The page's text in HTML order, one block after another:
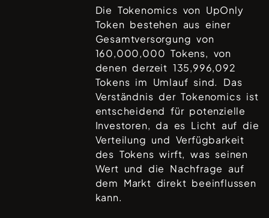
Die Tokenomics von UpOnly
Token bestehen aus einer
Gesamtversorgung von
160,000,000 Tokens, von
denen derzeit 135,996,092
Tokens im Umlauf sind. Das
Verständnis der Tokenomics ist
entscheidend für potenzielle
Investoren, da es Licht auf die
Verteilung und Verfügbarkeit
des Tokens wirft, was seinen
Wert und die Nachfrage auf
dem Markt direkt beeinflussen
kann.